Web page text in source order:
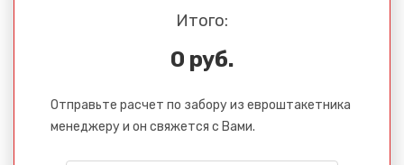
Итого:
0 руб.
Отправьте расчет по забору из евроштакетника
менеджеру и он свяжется с Вами.